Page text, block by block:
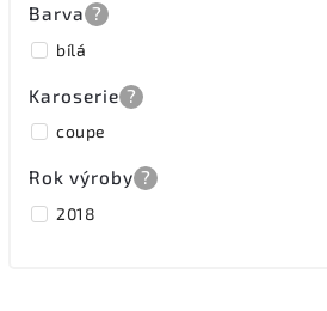
Barva ?
bílá
Karoserie ?
coupe
Rok výroby ?
2018